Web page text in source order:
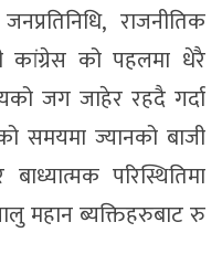
राजनीतिक
कांग्रेस को पहलमा धेरै
जग जाहेर रहदै गर्दा
समयमा ज्यानको बाजी
परिस्थितिमा
महान ब्यक्तिहरुबाट रु